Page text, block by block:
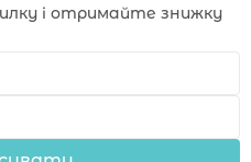
і отримайте знижку